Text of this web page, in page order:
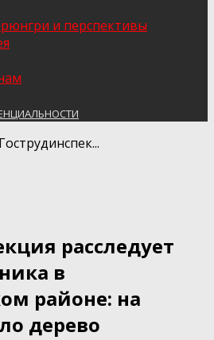
и перспективы
Гострудинспек...
расследует
в
районе: на
дерево